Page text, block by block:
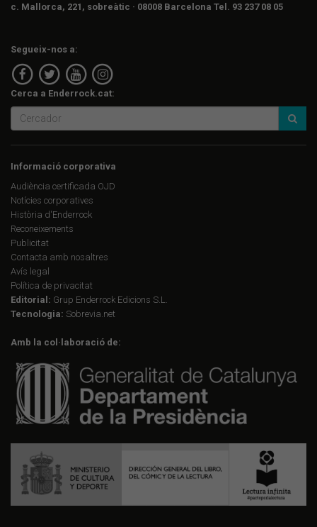
c. Mallorca, 221, sobreàtic · 08008 Barcelona Tel. 93 237 08 05
Segueix-nos a:
Cerca a Enderrock.cat:
Informació corporativa
Audiència certificada OJD
Notícies corporatives
Història d'Enderrock
Reconeixements
Publicitat
Contacta amb nosaltres
Avís legal
Política de privacitat
Editorial: Grup Enderrock Edicions S.L.
Tecnologia: Sobrevia.net
Amb la col·laboració de: